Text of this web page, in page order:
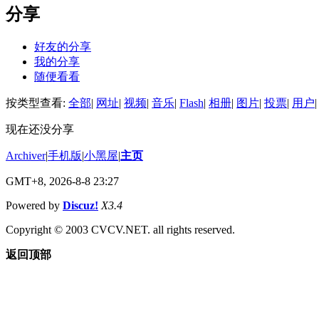
分享
好友的分享
我的分享
随便看看
按类型查看: 全部| 网址| 视频| 音乐| Flash| 相册| 图片| 投票| 用户|
现在还没分享
Archiver|手机版|小黑屋|主页
GMT+8, 2026-8-8 23:27
Powered by Discuz! X3.4
Copyright © 2003 CVCV.NET. all rights reserved.
返回顶部